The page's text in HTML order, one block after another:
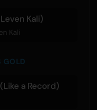
Kali)
Kali
GOLD
a Record)